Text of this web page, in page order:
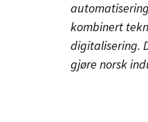
kombinert
digitalisering.
gjøre norsk